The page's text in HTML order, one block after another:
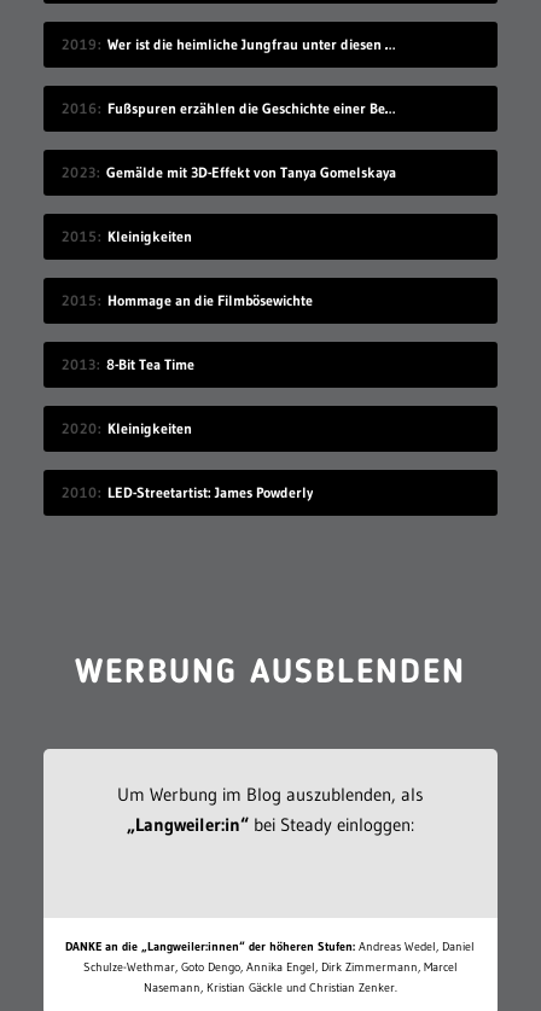
2019 Wer ist die heimliche Jungfrau unter diesen 7 Sex-Erprobten?
2016 Fußspuren erzählen die Geschichte einer Begegnung
2023 Gemälde mit 3D-Effekt von Tanya Gomelskaya
2015 Kleinigkeiten
2015 Hommage an die Filmbösewichte
2013 8-Bit Tea Time
2020 Kleinigkeiten
2010 LED-Streetartist: James Powderly
WERBUNG AUSBLENDEN
Um Werbung im Blog auszublenden, als
„Langweiler:in“bei Steady einloggen:
DANKE an die „Langweiler:innen“ der höheren Stufen: Andreas Wedel, Daniel
Schulze-Wethmar, Goto Dengo, Annika Engel, Dirk Zimmermann, Marcel
Nasemann, Kristian Gäckle und Christian Zenker.